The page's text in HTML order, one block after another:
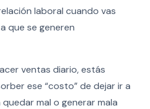
laboral cuando vas
que se generen
ventas diario, estás
ese “costo” de dejar ir a
mal o generar mala